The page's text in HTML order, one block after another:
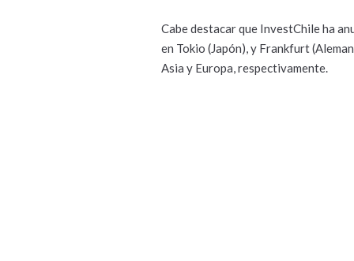
Cabe destacar que InvestChile ha
en Tokio (Japón), y Frankfurt
Asia y Europa, respectivamente.